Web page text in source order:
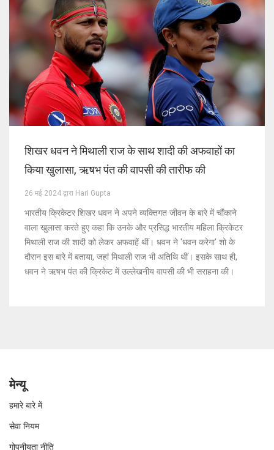
शिखर धवन ने मिथाली राज के साथ शादी की अफवाहों का
किया खुलासा, ऋषभ पंत की वापसी की तारीफ की
26 मई 2024 द्वारा Hari Gupta
भारतीय क्रिकेटर शिखर धवन ने अपने व्यक्तिगत जीवन के बारे में चौंकाने
वाला खुलासा करते हुए कहा कि उनके और प्रसिद्ध भारतीय महिला क्रिकेटर
मिथाली राज की शादी को लेकर अफवाहें थीं। धवन ने 'धवन करेगा' शो के
दौरान इस बारे में बताया, जहां मिथाली राज भी अतिथि थीं। इसके साथ ही,
धवन ने ऋषभ पंत की क्रिकेट में उल्लेखनीय वापसी की भी सराहना की।
मेन्यू
हमारे बारे में
सेवा नियम
गोपनीयता नीति